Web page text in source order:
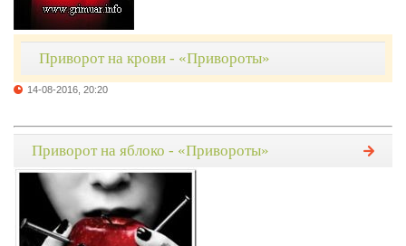
Приворот на крови - «Привороты»
14-08-2016, 20:20
Приворот на яблоко - «Привороты»